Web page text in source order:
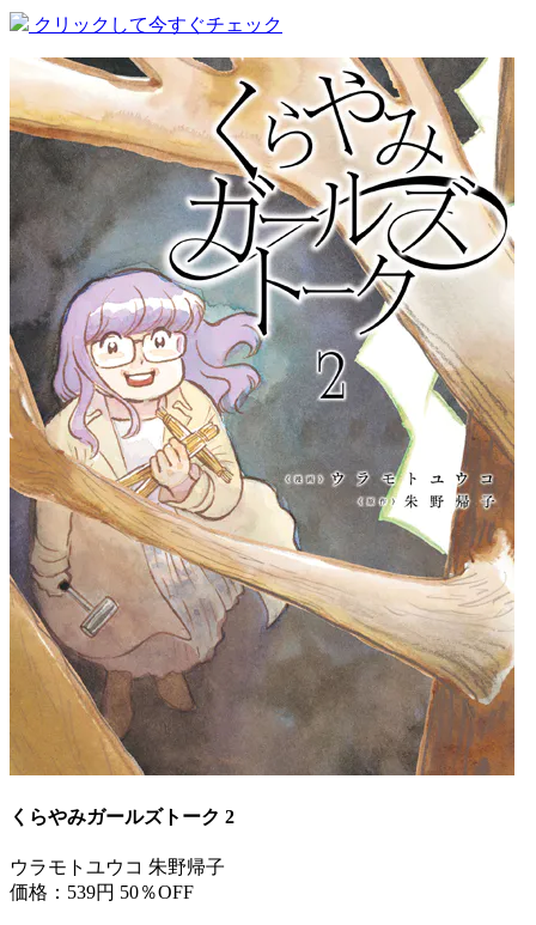
クリックして今すぐチェック
くらやみガールズトーク 2
ウラモトユウコ 朱野帰子
価格：539円 50％OFF